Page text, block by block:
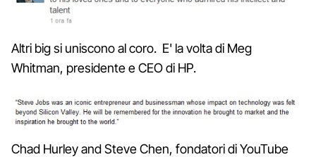
Altri big si uniscono al coro. E' la volta di Meg
Whitman, presidente e CEO di HP.
Chad Hurley and Steve Chen, fondatori di YouTube